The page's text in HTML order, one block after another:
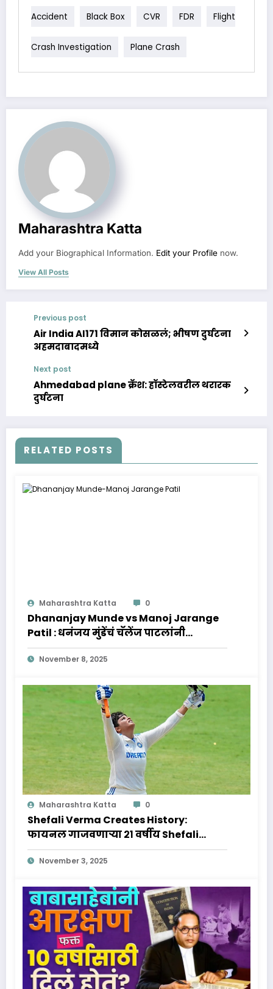
Accident Black Box CVR FDR Flight
Crash Investigation Plane Crash
Maharashtra Katta
Add your Biographical Information. Edit your Profile now.
View All Posts
Previous post
Air India AI171 विमान कोसळलं; भीषण दुर्घटना
अहमदाबादमध्ये
Next post
Ahmedabad plane क्रॅश: हॉस्टेलवरील थरारक
दुर्घटना
RELATED POSTS
Maharashtra Katta 0
Dhananjay Munde vs Manoj Jarange
Patil : धनंजय मुंडेंचं चॅलेंज पाटलांनी
स्विकारलं, पुढे काय होणार?
November 8, 2025
Maharashtra Katta 0
Shefali Verma Creates History:
फायनल गाजवणाऱ्या २१ वर्षीय Shefali
Verma वर्माचा आणि जिवनप्रवास क्रिकेट
विश्वातील नवा तारा!
November 3, 2025